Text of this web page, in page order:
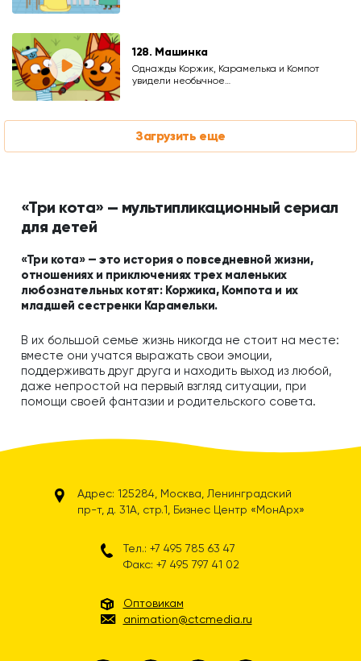
128. Машинка
Однажды Коржик, Карамелька и Компот
увидели необычное…
Загрузить еще
«Три кота» — мультипликационный сериал
для детей
«Три кота» — это история о повседневной жизни,
отношениях и приключениях трех маленьких
любознательных котят: Коржика, Компота и их
младшей сестренки Карамельки.
В их большой семье жизнь никогда не стоит на месте:
вместе они учатся выражать свои эмоции,
поддерживать друг друга и находить выход из любой,
даже непростой на первый взгляд ситуации, при
помощи своей фантазии и родительского совета.
Адрес: 125284, Москва, Ленинградский
пр-т, д. 31А, стр.1, Бизнес Центр «МонАрх»
Тел.: +7 495 785 63 47
Факс: +7 495 797 41 02
Оптовикам
animation@ctcmedia.ru